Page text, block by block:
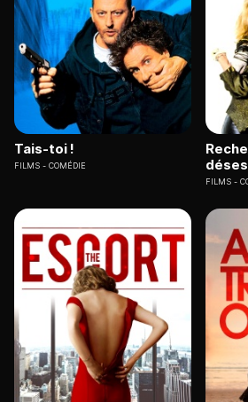
Tais-toi !
FILMS COMÉDIE
FILMS